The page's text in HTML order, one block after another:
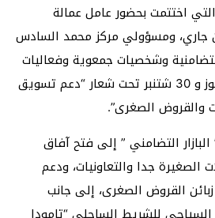
اختتمت بحضور عامل عمالة
جاري، ومسؤولي مركز محمد السادس
وشخصيات جمعوية وفعاليات
اقتصادية، بين فاتح يوليوز و 30 شتنبر تحت شعار “دعم تسويق
والقروض الصغرى”.
التضامني ” إلى فتح آفاق
الصغيرة جدا والتعاونيات، ودعم
القروض الصغرى، إلى جانب